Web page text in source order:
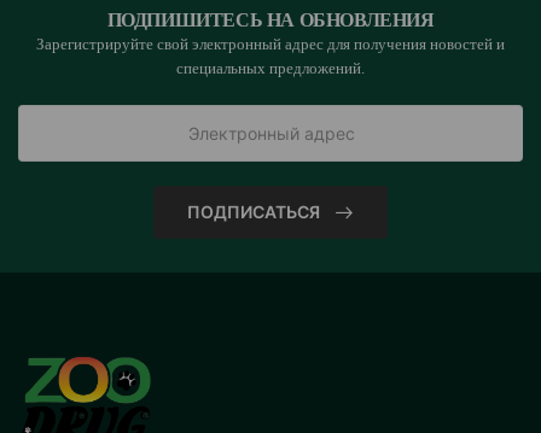
ПОДПИШИТЕСЬ НА ОБНОВЛЕНИЯ
Зарегистрируйте свой электронный адрес для получения новостей и
специальных предложений.
ПОДПИСАТЬСЯ